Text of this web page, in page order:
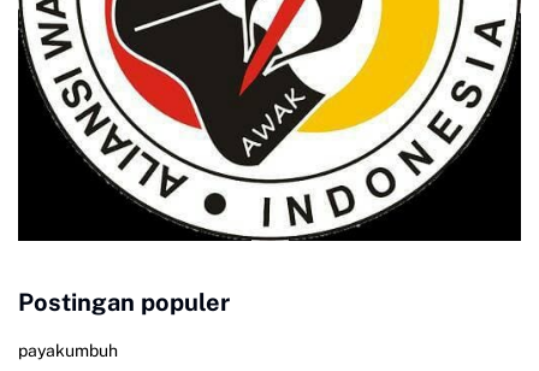
Postingan populer
payakumbuh